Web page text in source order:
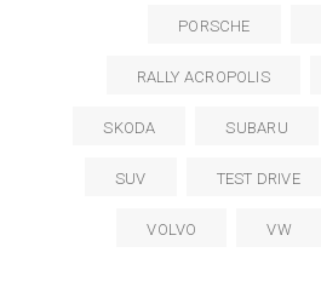
PORSCHE
RALLY ACROPOLIS
SKODA SUBARU
SUV TEST DRIVE
VOLVO VW